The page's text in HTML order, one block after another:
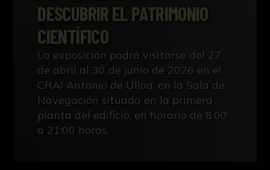
DESCUBRIR EL PATRIMONIO
CIENTÍFICO
La exposición podrá visitarse del 27
de abril al 30 de junio de 2026 en el
CRAI Antonio de Ulloa, en la Sala de
Navegación situada en la primera
planta del edificio, en horario de 8:00
a 21:00 horas.